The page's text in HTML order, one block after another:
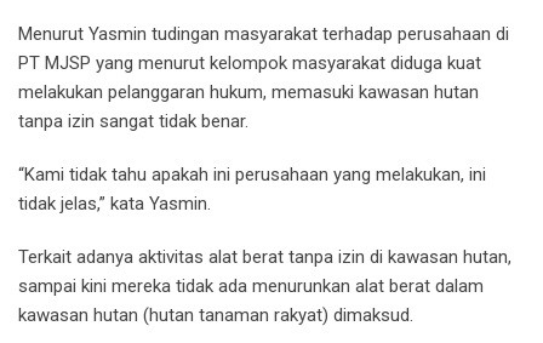
Menurut Yasmin tudingan masyarakat terhadap perusahaan di
PT MJSP yang menurut kelompok masyarakat diduga kuat
melakukan pelanggaran hukum, memasuki kawasan hutan
tanpa izin sangat tidak benar.
“Kami tidak tahu apakah ini perusahaan yang melakukan, ini
tidak jelas,” kata Yasmin.
Terkait adanya aktivitas alat berat tanpa izin di kawasan hutan,
sampai kini mereka tidak ada menurunkan alat berat dalam
kawasan hutan (hutan tanaman rakyat) dimaksud.